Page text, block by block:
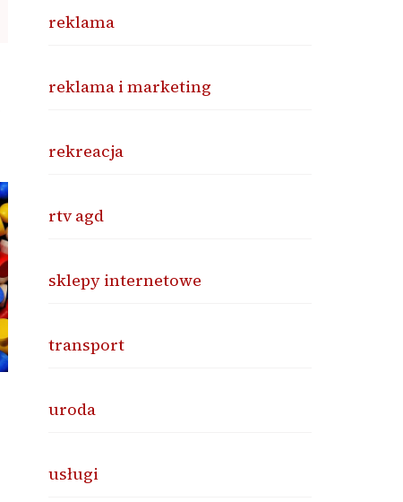
reklama
reklama i marketing
rekreacja
rtv agd
sklepy internetowe
transport
uroda
usługi